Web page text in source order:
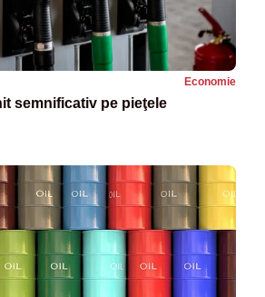
Economie
semnificativ pe pieţele